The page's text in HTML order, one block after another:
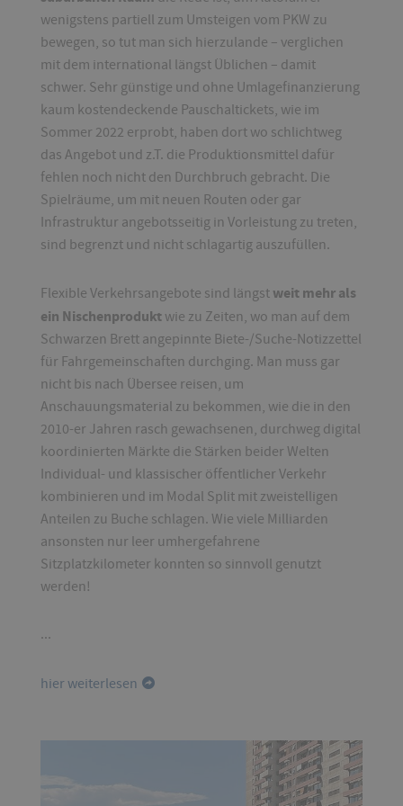
wenigstens partiell zum Umsteigen vom PKW zu
bewegen, so tut man sich hierzulande – verglichen
mit dem international längst Üblichen – damit
schwer. Sehr günstige und ohne Umlagefinanzierung
kaum kostendeckende Pauschaltickets, wie im
Sommer 2022 erprobt, haben dort wo schlichtweg
das Angebot und z.T. die Produktionsmittel dafür
fehlen noch nicht den Durchbruch gebracht. Die
Spielräume, um mit neuen Routen oder gar
Infrastruktur angebotsseitig in Vorleistung zu treten,
sind begrenzt und nicht schlagartig auszufüllen.
Flexible Verkehrsangebote sind längst weit mehr als
ein Nischenprodukt wie zu Zeiten, wo man auf dem
Schwarzen Brett angepinnte Biete-/Suche-Notizzettel
für Fahrgemeinschaften durchging. Man muss gar
nicht bis nach Übersee reisen, um
Anschauungsmaterial zu bekommen, wie die in den
2010-er Jahren rasch gewachsenen, durchweg digital
koordinierten Märkte die Stärken beider Welten
Individual- und klassischer öffentlicher Verkehr
kombinieren und im Modal Split mit zweistelligen
Anteilen zu Buche schlagen. Wie viele Milliarden
ansonsten nur leer umhergefahrene
Sitzplatzkilometer konnten so sinnvoll genutzt
werden!
...
hier weiterlesen